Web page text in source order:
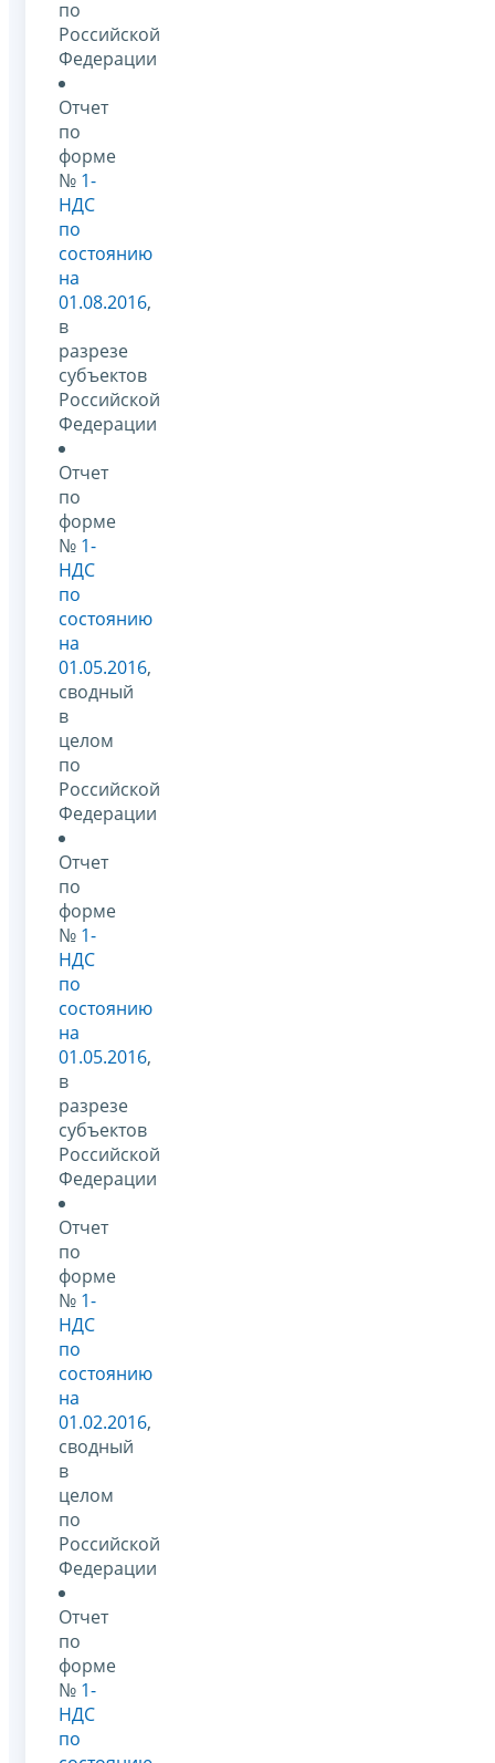
по
Российской
Федерации
Отчет
по
форме
№ 1-
НДС
по
состоянию
на
01.08.2016,
в
разрезе
субъектов
Российской
Федерации
Отчет
по
форме
№ 1-
НДС
по
состоянию
на
01.05.2016,
сводный
в
целом
по
Российской
Федерации
Отчет
по
форме
№ 1-
НДС
по
состоянию
на
01.05.2016,
в
разрезе
субъектов
Российской
Федерации
Отчет
по
форме
№ 1-
НДС
по
состоянию
на
01.02.2016,
сводный
в
целом
по
Российской
Федерации
Отчет
по
форме
№ 1-
НДС
по